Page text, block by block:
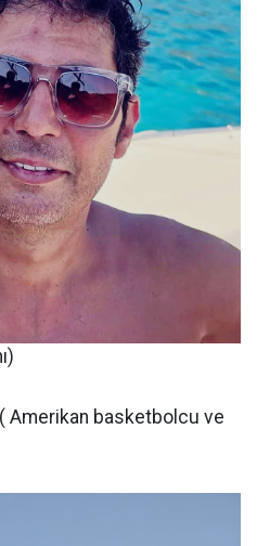
Amerikan basketbolcu ve